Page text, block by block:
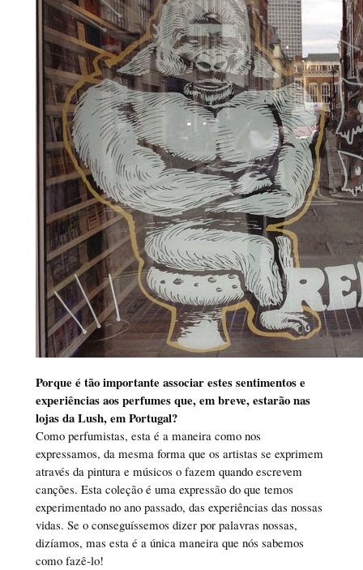
Porque é tão importante associar estes sentimentos e
experiências aos perfumes que, em breve, estarão nas
lojas da Lush, em Portugal?
Como perfumistas, esta é a maneira como nos
expressamos, da mesma forma que os artistas se exprimem
através da pintura e músicos o fazem quando escrevem
canções. Esta coleção é uma expressão do que temos
experimentado no ano passado, das experiências das nossas
vidas. Se o conseguíssemos dizer por palavras nossas,
dizíamos, mas esta é a única maneira que nós sabemos
como fazê-lo!